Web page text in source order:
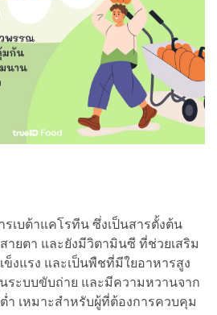
รเบต้าแคโรทีน ซึ่งเป็นสารตั้งต้น
ายตา และยังมีวิตามินซี ที่ช่วยเสริม
งแรง และเป็นพืชที่มีใยอาหารสูง
ระบบขับถ่าย และมีความหวานจาก
เหมาะสำหรับผู้ที่ต้องการควบคุม